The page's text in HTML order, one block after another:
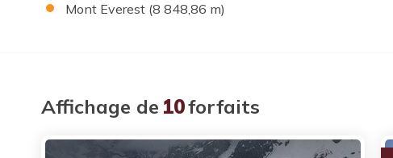
Mont Everest (8 848,86 m)
Affichage de 10forfaits